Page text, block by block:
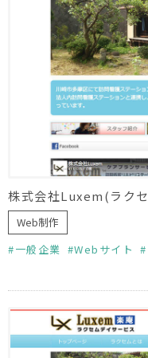
Web制作
一般企業
Webサイト